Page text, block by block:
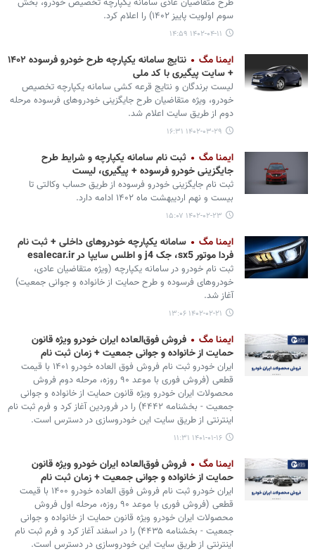
طرح متقاضیان عادی سامانه یکپارچه تخصیص خودرو، بخش
سوم اولویت پاییز ۱۴۰۲) را اعلام کرد.
۱۴۰۲-۰۴-۱۱ ۱۴:۵۹
ایمنا مگ
نتایج سامانه یکپارچه طرح خودرو فرسوده ۱۴۰۲
+ سایت پیگیری با کد ملی
لیست برندگان و نتایج قرعه کشی سامانه یکپارچه تخصیص
خودرو، ویژه متقاضیان طرح جایگزینی خودروهای فرسوده مرحله
دوم از طریق سایت اعلام شد.
۱۴۰۲-۰۳-۲۹ ۱۶:۳۱
ایمنا مگ
ثبت نام سامانه یکپارچه و شرایط طرح
جایگزینی خودرو فرسوده + پیگیری، لیست
ثبت نام جایگزینی خودرو فرسوده از طریق حساب وکالتی تا
بیست و نهم اردیبهشت ماه ۱۴۰۲ ادامه دارد.
۱۴۰۲-۰۲-۲۳ ۱۵:۰۷
ایمنا مگ
سامانه یکپارچه خودروهای داخلی + ثبت نام
فردا موتور sx5، جک j4 و اطلس سایپا در esalecar.ir
ثبت نام خودرو در سامانه یکپارچه (ویژه متقاضیان عادی،
خودروهای فرسوده و طرح حمایت از خانواده و جوانی جمعیت)
آغاز شد.
۱۴۰۲-۰۲-۲۱ ۱۳:۰۶
ایمنا مگ
فروش فوق‌العاده ایران خودرو ویژه قانون
حمایت از خانواده و جوانی جمعیت + زمان ثبت نام
ایران خودرو ثبت نام فروش فوق العاده خودرو ۱۴۰۱ با قیمت
قطعی (فروش فوری با موعد ۹۰ روزه، مرحله دوم فروش
محصولات ایران خودرو ویژه قانون حمایت از خانواده و جوانی
جمعیت - بخشنامه ۴۴۴۲) را در فروردین آغاز کرد و فرم ثبت نام
اینترنتی از طریق سایت این خودروسازی در دسترس است.
۱۴۰۱-۰۱-۱۶ ۱۱:۳۱
ایمنا مگ
فروش فوق‌العاده ایران خودرو ویژه قانون
حمایت از خانواده و جوانی جمعیت + زمان ثبت نام
ایران خودرو ثبت نام فروش فوق العاده خودرو ۱۴۰۰ با قیمت
قطعی (فروش فوری با موعد ۹۰ روزه، مرحله اول فروش
محصولات ایران خودرو ویژه قانون حمایت از خانواده و جوانی
جمعیت - بخشنامه ۴۴۳۵) را در اسفند آغاز کرد و فرم ثبت نام
اینترنتی از طریق سایت این خودروسازی در دسترس است.